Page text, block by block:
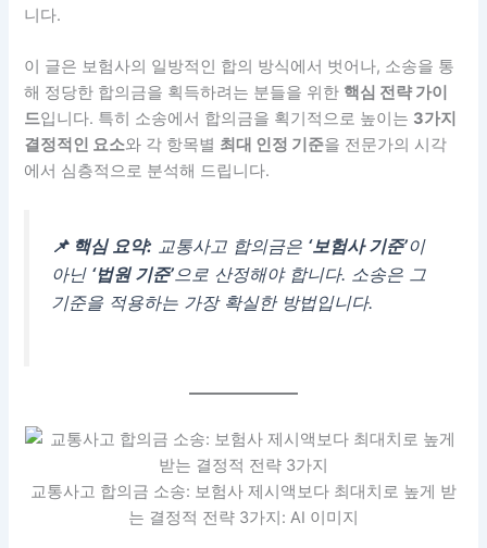
니다.
이 글은 보험사의 일방적인 합의 방식에서 벗어나, 소송을 통
해 정당한 합의금을 획득하려는 분들을 위한 핵심 전략 가이
드입니다. 특히 소송에서 합의금을 획기적으로 높이는 3가지
결정적인 요소와 각 항목별 최대 인정 기준을 전문가의 시각
에서 심층적으로 분석해 드립니다.
📌 핵심 요약: 교통사고 합의금은 ‘보험사 기준’이
아닌 ‘법원 기준’으로 산정해야 합니다. 소송은 그
기준을 적용하는 가장 확실한 방법입니다.
교통사고 합의금 소송: 보험사 제시액보다 최대치로 높게 받
는 결정적 전략 3가지: AI 이미지